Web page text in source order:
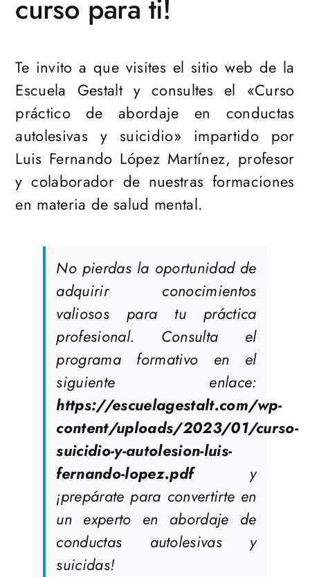
curso para ti!
Te invito a que visites el sitio web de la
Escuela Gestalt y consultes el «Curso
práctico de abordaje en conductas
autolesivas y suicidio» impartido por
Luis Fernando López Martínez, profesor
y colaborador de nuestras formaciones
en materia de salud mental.
No pierdas la oportunidad de
adquirir conocimientos
valiosos para tu práctica
profesional. Consulta el
programa formativo en el
siguiente enlace:
https://escuelagestalt.com/wp-
content/uploads/2023/01/curso-
suicidio-y-autolesion-luis-
fernando-lopez.pdfy
¡prepárate para convertirte en
un experto en abordaje de
conductas autolesivas y
suicidas!